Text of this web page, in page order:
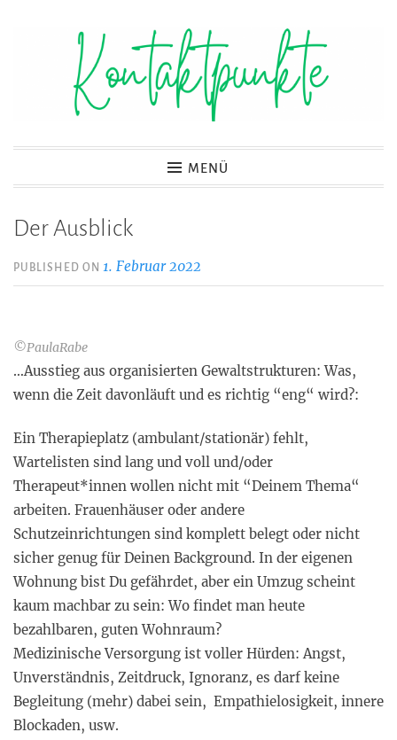
Kontaktpunkte
MENÜ
Der Ausblick
PUBLISHED ON 1. Februar 2022
©PaulaRabe
…Ausstieg aus organisierten Gewaltstrukturen: Was,
wenn die Zeit davonläuft und es richtig “eng“ wird?:
Ein Therapieplatz (ambulant/stationär) fehlt,
Wartelisten sind lang und voll und/oder
Therapeut*innen wollen nicht mit “Deinem Thema“
arbeiten. Frauenhäuser oder andere
Schutzeinrichtungen sind komplett belegt oder nicht
sicher genug für Deinen Background. In der eigenen
Wohnung bist Du gefährdet, aber ein Umzug scheint
kaum machbar zu sein: Wo findet man heute
bezahlbaren, guten Wohnraum?
Medizinische Versorgung ist voller Hürden: Angst,
Unverständnis, Zeitdruck, Ignoranz, es darf keine
Begleitung (mehr) dabei sein, Empathielosigkeit, innere
Blockaden, usw.